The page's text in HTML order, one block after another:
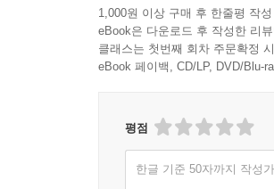
1,000원 이상 구매 후 한줄평 작성
eBook은 다운로드 후 작성한 리
클래스는 첫번째 회차 주문확정
eBook 페이백, CD/LP, DVD/Blu-
평점
한글 기준 50자까지 작성